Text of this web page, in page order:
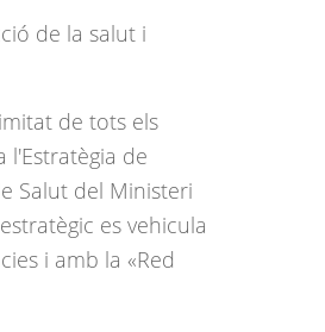
de la salut i
de tots els
l'Estratègia de
Salut del Ministeri
es vehicula
i amb la «Red